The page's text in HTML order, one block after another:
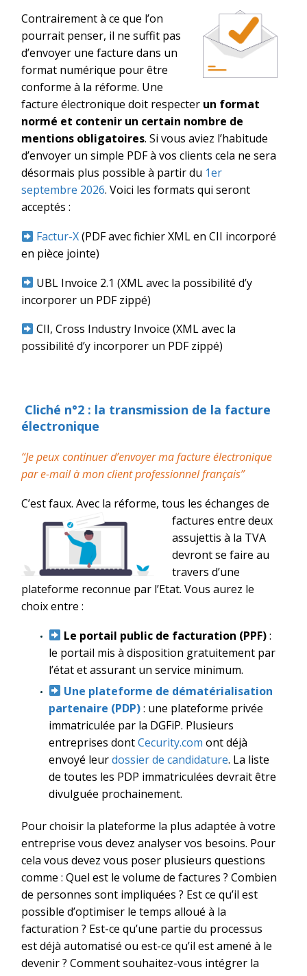
Contrairement à ce que l’on
pourrait penser, il ne suffit pas
d’envoyer une facture dans un
format numérique pour être
conforme à la réforme. Une
facture électronique doit respecter un format
normé et contenir un certain nombre de
mentions obligatoires. Si vous aviez l’habitude
d’envoyer un simple PDF à vos clients cela ne sera
désormais plus possible à partir du 1er
septembre 2026. Voici les formats qui seront
acceptés :
Factur-X(PDF avec fichier XML en CII incorporé
en pièce jointe)
UBL Invoice 2.1 (XML avec la possibilité d’y
incorporer un PDF zippé)
CII, Cross Industry Invoice (XML avec la
possibilité d’y incorporer un PDF zippé)
Cliché n°2 : la transmission de la facture
électronique
“Je peux continuer d’envoyer ma facture électronique
pare-mailà mon client professionnel français”
C’est faux. Avec la réforme, tous les échanges de
factures entre deux
assujettis à la TVA
devront se faire au
travers d’une
plateforme reconnue par l’Etat. Vous aurez le
choix entre :
Le portail public de facturation (PPF):
le portail mis à disposition gratuitement par
l’état et assurant un service minimum.
Une plateforme de dématérialisation
partenaire (PDP): une plateforme privée
immatriculée par la DGFiP. Plusieurs
entreprises dontCecurity.com ont déjà
envoyé leurdossier de candidature. La liste
de toutes les PDP immatriculées devrait être
divulguée prochainement.
Pour choisir la plateforme la plus adaptée à votre
entreprise vous devez analyser vos besoins. Pour
cela vous devez vous poser plusieurs questions
comme : Quel est le volume de factures ? Combien
de personnes sont impliquées ? Est ce qu’il est
possible d’optimiser le temps alloué à la
facturation ? Est-ce qu’une partie du processus
est déjà automatisé ou est-ce qu’il est amené à le
devenir ? Comment souhaitez-vous intégrer la